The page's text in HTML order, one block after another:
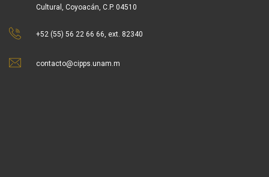
Cultural, Coyoacán, C.P. 04510
+52 (55) 56 22 66 66, ext. 82340
contacto@cipps.unam.m